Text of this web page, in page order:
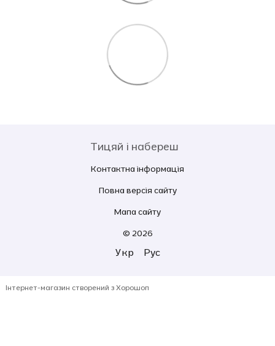
Тицяй і набереш
Контактна інформація
Повна версія сайту
Мапа сайту
© 2026
Укр Рус
Інтернет-магазин створений з Хорошоп